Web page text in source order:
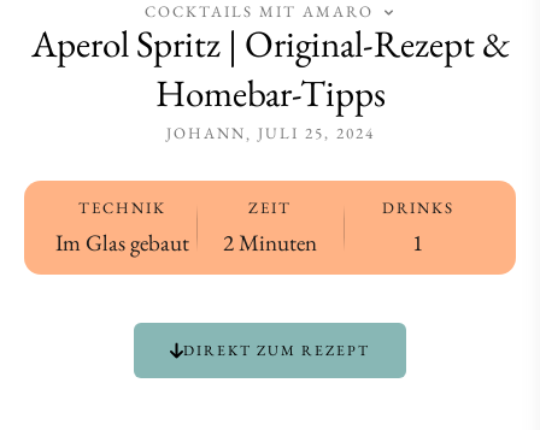
COCKTAILS MIT AMARO
Aperol Spritz | Original-Rezept &
Homebar-Tipps
JOHANN JULI 25, 2024
TECHNIK
Im Glas gebaut
ZEIT
2 Minuten
DRINKS
1
DIREKT ZUM REZEPT